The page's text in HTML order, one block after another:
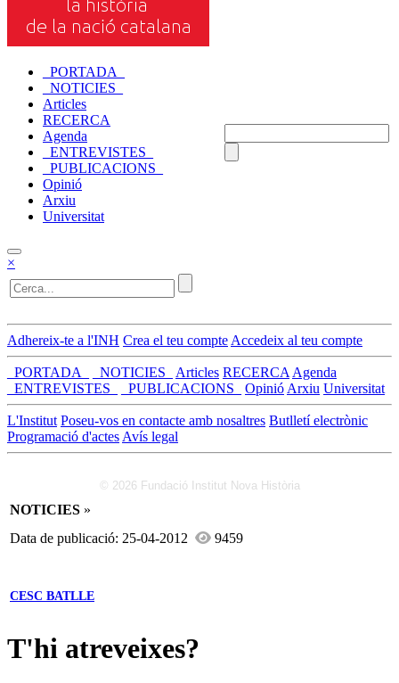
_PORTADA_
_NOTICIES_
Articles
RECERCA
Agenda
_ENTREVISTES_
_PUBLICACIONS_
Opinió
Arxiu
Universitat
×
Adhereix-te a l'INH Crea el teu compte Accedeix al teu compte
_PORTADA_ _NOTICIES_ Articles RECERCA Agenda
_ENTREVISTES_
_PUBLICACIONS_ Opinió Arxiu Universitat
L'Institut Poseu-vos en contacte amb nosaltres Butlletí electrònic
Programació d'actes Avís legal
© 2026 Fundació Institut Nova Història
NOTICIES »
Data de publicació: 25-04-2012
9459
CESC BATLLE
T'hi atreveixes?